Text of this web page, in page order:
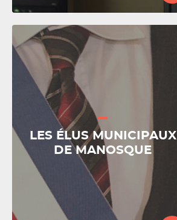
LES ÉLUS MUNICIPAUX
DE MANOSQUE